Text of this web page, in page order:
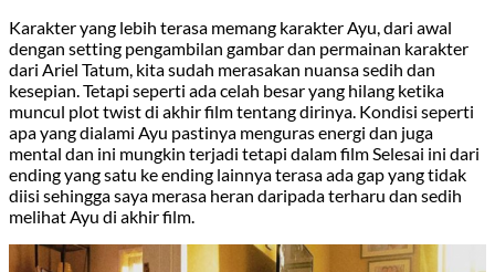
Karakter yang lebih terasa memang karakter Ayu, dari awal
dengan setting pengambilan gambar dan permainan karakter
dari Ariel Tatum, kita sudah merasakan nuansa sedih dan
kesepian. Tetapi seperti ada celah besar yang hilang ketika
muncul plot twist di akhir film tentang dirinya. Kondisi seperti
apa yang dialami Ayu pastinya menguras energi dan juga
mental dan ini mungkin terjadi tetapi dalam film Selesai ini dari
ending yang satu ke ending lainnya terasa ada gap yang tidak
diisi sehingga saya merasa heran daripada terharu dan sedih
melihat Ayu di akhir film.